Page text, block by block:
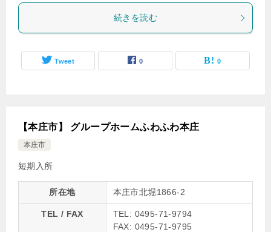
続きを読む
Tweet 0 0
【本庄市】 グループホームふわふわ本庄
本庄市
短期入所
所在地 本庄市北堀1866-2
TEL / FAX
TEL: 0495-71-9794
FAX: 0495-71-9795